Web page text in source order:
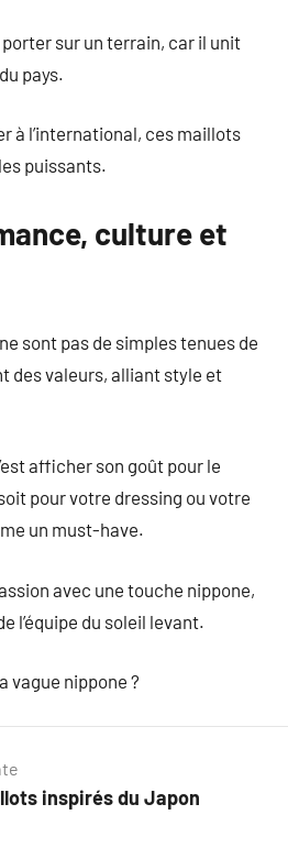
sur un terrain, car il unit
pays.
à l’international, ces maillots
puissants.
culture et
sont pas de simples tenues de
des valeurs, alliant style et
afficher son goût pour le
pour votre dressing ou votre
un must-have.
avec une touche nippone,
l’équipe du soleil levant.
vague nippone ?
inspirés du Japon